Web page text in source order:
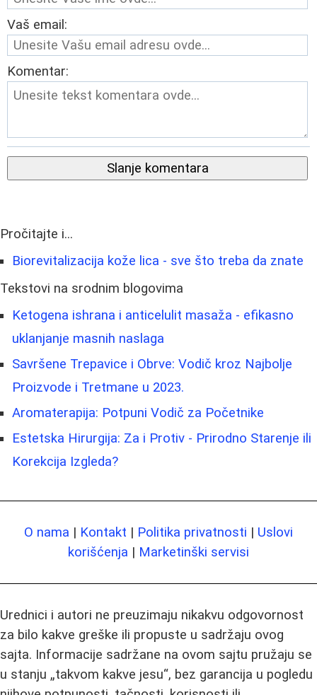
Vaš email:
Komentar:
Slanje komentara
Pročitajte i...
Biorevitalizacija kože lica - sve što treba da znate
Tekstovi na srodnim blogovima
Ketogena ishrana i anticelulit masaža - efikasno
uklanjanje masnih naslaga
Savršene Trepavice i Obrve: Vodič kroz Najbolje
Proizvode i Tretmane u 2023.
Aromaterapija: Potpuni Vodič za Početnike
Estetska Hirurgija: Za i Protiv - Prirodno Starenje ili
Korekcija Izgleda?
O nama | Kontakt | Politika privatnosti | Uslovi
korišćenja | Marketinški servisi
Urednici i autori ne preuzimaju nikakvu odgovornost
za bilo kakve greške ili propuste u sadržaju ovog
sajta. Informacije sadržane na ovom sajtu pružaju se
u stanju „takvom kakve jesu“, bez garancija u pogledu